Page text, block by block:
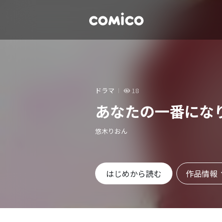
ドラマ 18
あなたの一番にな
悠木りおん
はじめから読む 作品情報